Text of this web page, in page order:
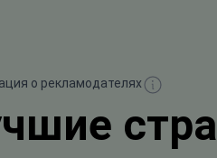
о рекламодателях